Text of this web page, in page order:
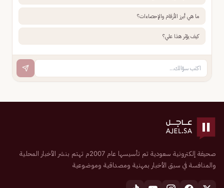
ما هي أبرز الأرقام والإحصاءات؟
كيف يؤثر هذا علي؟
صحيفة إلكترونية سعودية تم تأسيسها عام 2007م تهتم بنشر الأخبار المحلية
والمنافسة في سبق الأخبار بمهنية ومصداقية وموضوعية